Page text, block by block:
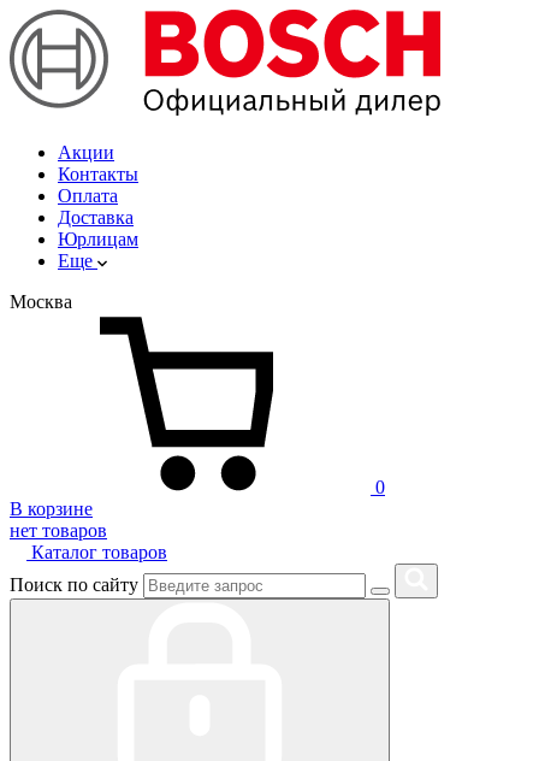
Акции
Контакты
Оплата
Доставка
Юрлицам
Еще
Москва
0
В корзине
нет товаров
Каталог товаров
Поиск по сайту